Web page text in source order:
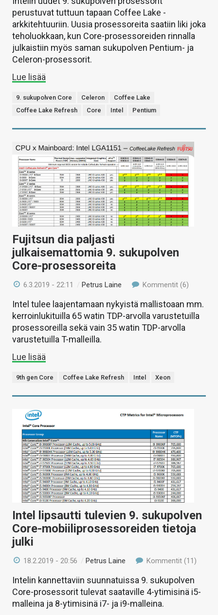
perustuvat tuttuun tapaan Coffee Lake -
arkkitehtuuriin. Uusia prosessoreita saatiin liki joka
teholuokkaan, kun Core-prosessoreiden rinnalla
julkaistiin myös saman sukupolven Pentium- ja
Celeron-prosessorit.
Lue lisää
9. sukupolven Core Celeron
Coffee Lake
Coffee Lake Refresh
Core Intel Pentium
Fujitsun dia paljasti
julkaisemattomia 9. sukupolven
Core-prosessoreita
6.3.2019 - 22:11 /Petrus Laine Kommentit (6)
Intel tulee laajentamaan nykyistä mallistoaan mm.
kerroinlukituilla 65 watin TDP-arvolla varustetuilla
prosessoreilla sekä vain 35 watin TDP-arvolla
varustetuilla T-malleilla.
Lue lisää
9th gen Core Coffee Lake Refresh Intel Xeon
Intel lipsautti tulevien 9. sukupolven
Core-mobiiliprosessoreiden tietoja
julki
18.2.2019 - 20:56 /Petrus Laine Kommentit (11)
Intelin kannettaviin suunnatuissa 9. sukupolven
Core-prosessorit tulevat saataville 4-ytimisinä i5-
malleina ja 8-ytimisinä i7- ja i9-malleina.